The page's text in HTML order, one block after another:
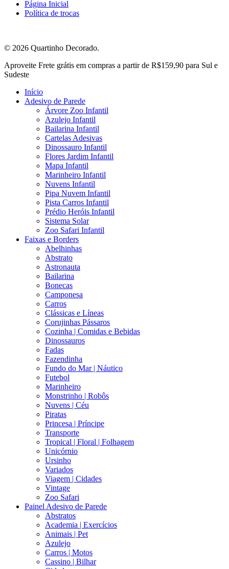
Página Inicial
Política de trocas
© 2026 Quartinho Decorado.
Close
Menu
Aproveite Frete grátis em compras a partir de R$159,90 para Sul e
Sudeste
Início
Adesivo de Parede
Árvore Zoo Infantil
Azulejo Infantil
Bailarina Infantil
Cartelas Adesivas
Dinossauro Infantil
Flores Jardim Infantil
Mapa Infantil
Marinheiro Infantil
Nuvens Infantil
Pipa Nuvem Infantil
Pista Carros Infantil
Prédio Heróis Infantil
Sistema Solar
Zoo Safari Infantil
Faixas e Borders
Abelhinhas
Abstrato
Astronauta
Bailarina
Bonecas
Camponesa
Carros
Clássicas e Líneas
Corujinhas Pássaros
Cozinha | Comidas e Bebidas
Dinossauros
Fadas
Fazendinha
Fundo do Mar | Náutico
Futebol
Marinheiro
Monstrinho | Robôs
Nuvens | Céu
Piratas
Princesa | Príncipe
Transporte
Tropical | Floral | Folhagem
Unicórnio
Ursinho
Variados
Viagem | Cidades
Vintage
Zoo Safari
Painel Adesivo de Parede
Abstratos
Academia | Exercícios
Animais | Pet
Azulejo
Carros | Motos
Cassino | Bilhar